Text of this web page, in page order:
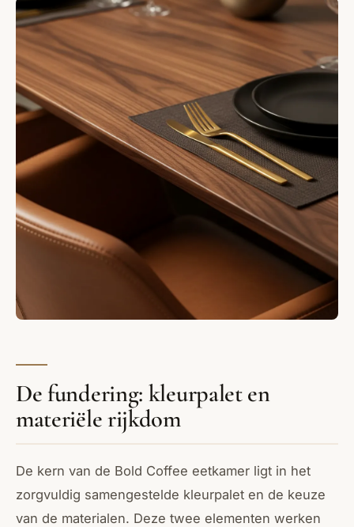
De fundering: kleurpalet en
materiële rijkdom
De kern van de Bold Coffee eetkamer ligt in het
zorgvuldig samengestelde kleurpalet en de keuze
van de materialen. Deze twee elementen werken